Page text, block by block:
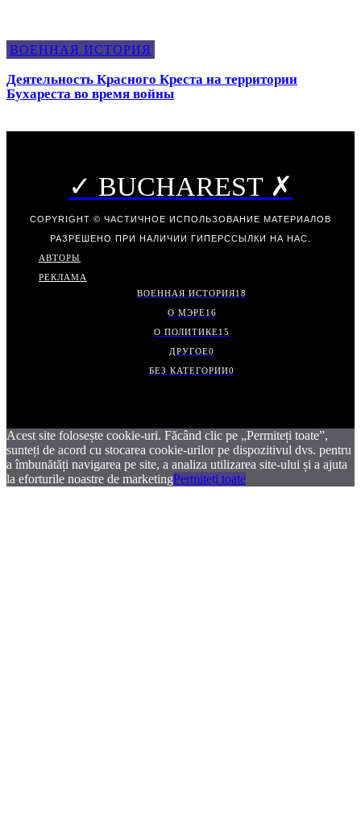
ВОЕННАЯ ИСТОРИЯ
Деятельность Красного Креста на территории
Бухареста во время войны
✓ BUCHAREST ✗
COPYRIGHT © ЧАСТИЧНОЕ ИСПОЛЬЗОВАНИЕ МАТЕРИАЛОВ
РАЗРЕШЕНО ПРИ НАЛИЧИИ ГИПЕРССЫЛКИ НА НАС.
АВТОРЫ
РЕКЛАМА
ВОЕННАЯ ИСТОРИЯ18
О МЭРЕ16
О ПОЛИТИКЕ15
ДРУГОЕ0
БЕЗ КАТЕГОРИИ0
Acest site folosește cookie-uri. Făcând clic pe „Permiteți toate”,
sunteți de acord cu stocarea cookie-urilor pe dispozitivul dvs. pentru
a îmbunătăți navigarea pe site, a analiza utilizarea site-ului și a ajuta
la eforturile noastre de marketingPermiteți toate